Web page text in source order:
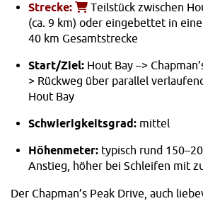
Strecke:
Teilstück zwischen
(ca. 9 km) oder eingebettet in
40 km Gesamtstrecke
Start/Ziel: Hout Bay –>
> Rückweg über parallel
Hout Bay
Schwierigkeitsgrad: mittel
Höhenmeter: typisch rund
Anstieg, höher bei Schleifen mit
Der Chapman’s Peak Drive, auch